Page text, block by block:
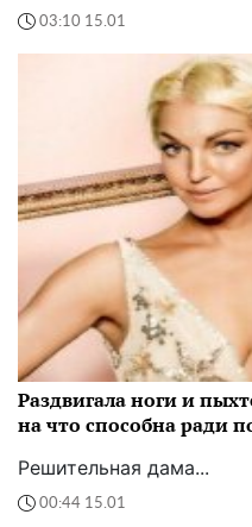
03:10 15.01
Раздвигала ноги и
на что способна ради
Решительная дама...
00:44 15.01